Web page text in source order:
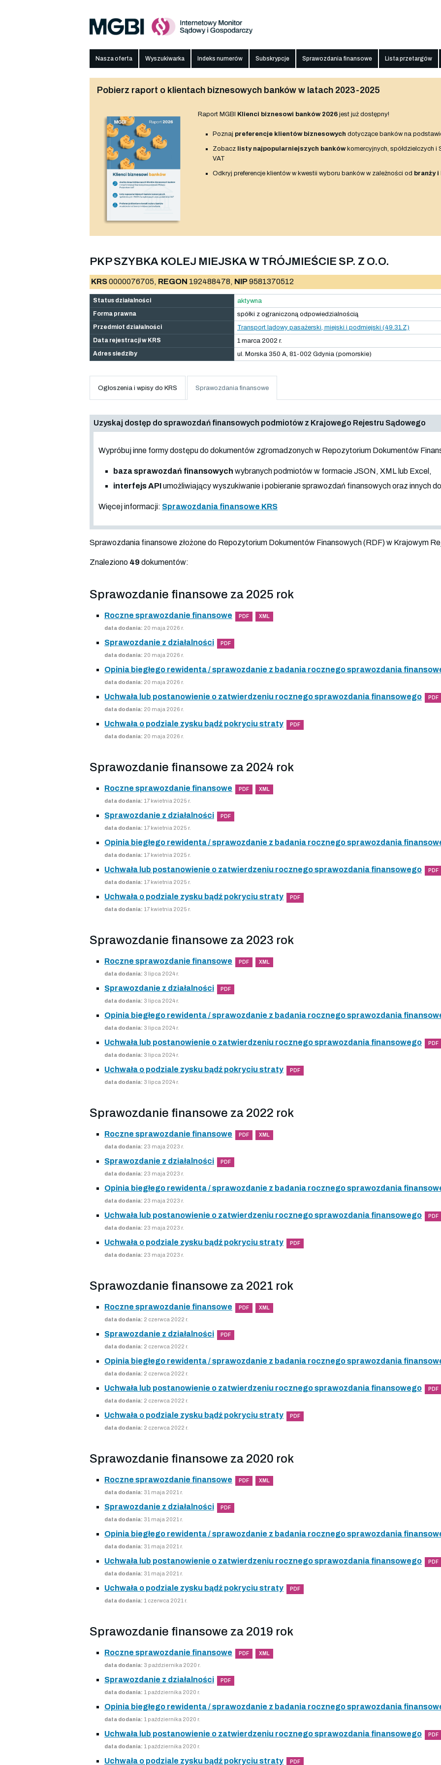
Nasza oferta Wyszukiwarka Indeks numerów Subskrypcje Sprawozdania finansowe Lista przetargów
Pobierz raport o klientach biznesowych banków w latach 2023-2025
Raport MGBI Klienci biznesowi banków 2026 jest już dostępny!
Poznaj preferencje klientów biznesowych dotyczące banków na
Zobacz listy najpopularniejszych bankówkomercyjnych, spółdzielczych i
VAT
Odkryj preferencje klientów w kwestii wyboru banków w zależności od branży
PKP SZYBKA KOLEJ MIEJSKA W TRÓJMIEŚCIE SP. Z O.O.
KRS0000076705, REGON 192488478, NIP9581370512
Status działalności
aktywna
Forma prawna
spółki z ograniczoną odpowiedzialnością
Przedmiot działalności
Transport lądowy pasażerski, miejski i podmiejski (49.31.Z)
Data rejestracji w KRS
1 marca 2002 r.
Adres siedziby
ul. Morska 350 A, 81-002 Gdynia (pomorskie)
Ogłoszenia i wpisy do KRS Sprawozdania finansowe
Uzyskaj dostęp do sprawozdań finansowych podmiotów z Krajowego Rejestru Sądowego
Wypróbuj inne formy dostępu do dokumentów zgromadzonych w Repozytorium Dokumentów
baza sprawozdań finansowych wybranych podmiotów w formacie JSON, XML lub Excel,
interfejs APIumożliwiający wyszukiwanie i pobieranie sprawozdań finansowych oraz innych
Więcej informacji: Sprawozdania finansowe KRS
Sprawozdania finansowe złożone do Repozytorium Dokumentów Finansowych (RDF) w Krajowym
Znaleziono 49 dokumentów:
Sprawozdanie finansowe za 2025 rok
Roczne sprawozdanie finansowe PDF XML
data dodania: 20 maja 2026 r.
Sprawozdanie z działalności PDF
data dodania: 20 maja 2026 r.
Opinia biegłego rewidenta / sprawozdanie z badania rocznego sprawozdania
data dodania: 20 maja 2026 r.
Uchwała lub postanowienie o zatwierdzeniu rocznego sprawozdania finansowego PDF
data dodania: 20 maja 2026 r.
Uchwała o podziale zysku bądź pokryciu straty PDF
data dodania: 20 maja 2026 r.
Sprawozdanie finansowe za 2024 rok
Roczne sprawozdanie finansowe PDF XML
data dodania: 17 kwietnia 2025 r.
Sprawozdanie z działalności PDF
data dodania: 17 kwietnia 2025 r.
Opinia biegłego rewidenta / sprawozdanie z badania rocznego sprawozdania
data dodania: 17 kwietnia 2025 r.
Uchwała lub postanowienie o zatwierdzeniu rocznego sprawozdania finansowego PDF
data dodania: 17 kwietnia 2025 r.
Uchwała o podziale zysku bądź pokryciu straty PDF
data dodania: 17 kwietnia 2025 r.
Sprawozdanie finansowe za 2023 rok
Roczne sprawozdanie finansowe PDF XML
data dodania: 3 lipca 2024 r.
Sprawozdanie z działalności PDF
data dodania: 3 lipca 2024 r.
Opinia biegłego rewidenta / sprawozdanie z badania rocznego sprawozdania
data dodania: 3 lipca 2024 r.
Uchwała lub postanowienie o zatwierdzeniu rocznego sprawozdania finansowego PDF
data dodania: 3 lipca 2024 r.
Uchwała o podziale zysku bądź pokryciu straty PDF
data dodania: 3 lipca 2024 r.
Sprawozdanie finansowe za 2022 rok
Roczne sprawozdanie finansowe PDF XML
data dodania: 23 maja 2023 r.
Sprawozdanie z działalności PDF
data dodania: 23 maja 2023 r.
Opinia biegłego rewidenta / sprawozdanie z badania rocznego sprawozdania
data dodania: 23 maja 2023 r.
Uchwała lub postanowienie o zatwierdzeniu rocznego sprawozdania finansowego PDF
data dodania: 23 maja 2023 r.
Uchwała o podziale zysku bądź pokryciu straty PDF
data dodania: 23 maja 2023 r.
Sprawozdanie finansowe za 2021 rok
Roczne sprawozdanie finansowe PDF XML
data dodania: 2 czerwca 2022 r.
Sprawozdanie z działalności PDF
data dodania: 2 czerwca 2022 r.
Opinia biegłego rewidenta / sprawozdanie z badania rocznego sprawozdania
data dodania: 2 czerwca 2022 r.
Uchwała lub postanowienie o zatwierdzeniu rocznego sprawozdania finansowego PDF
data dodania: 2 czerwca 2022 r.
Uchwała o podziale zysku bądź pokryciu straty PDF
data dodania: 2 czerwca 2022 r.
Sprawozdanie finansowe za 2020 rok
Roczne sprawozdanie finansowe PDF XML
data dodania: 31 maja 2021 r.
Sprawozdanie z działalności PDF
data dodania: 31 maja 2021 r.
Opinia biegłego rewidenta / sprawozdanie z badania rocznego sprawozdania
data dodania: 31 maja 2021 r.
Uchwała lub postanowienie o zatwierdzeniu rocznego sprawozdania finansowego PDF
data dodania: 31 maja 2021 r.
Uchwała o podziale zysku bądź pokryciu straty PDF
data dodania: 1 czerwca 2021 r.
Sprawozdanie finansowe za 2019 rok
Roczne sprawozdanie finansowe PDF XML
data dodania: 3 października 2020 r.
Sprawozdanie z działalności PDF
data dodania: 1 października 2020 r.
Opinia biegłego rewidenta / sprawozdanie z badania rocznego sprawozdania
data dodania: 1 października 2020 r.
Uchwała lub postanowienie o zatwierdzeniu rocznego sprawozdania finansowego PDF
data dodania: 1 października 2020 r.
Uchwała o podziale zysku bądź pokryciu straty PDF